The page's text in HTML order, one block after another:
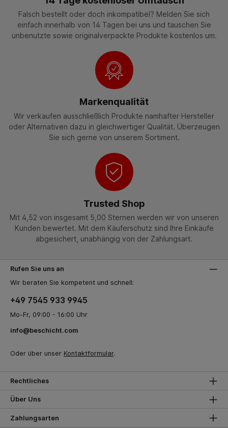
Falsch bestellt oder doch inkompatibel? Melden Sie sich
einfach innerhalb von 14 Tagen bei uns und tauschen Sie
unbenutzte sowie originalverpackte Produkte kostenlos um.
Markenqualität
Wir verkaufen ausschließlich Produkte namhafter Hersteller
oder Alternativen dazu in gleichwertiger Qualität. Überzeugen
Sie sich gerne von unserem Sortiment.
Trusted Shop
Mit 4,52 von insgesamt 5,00 Sternen werden wir von unseren
Kunden bewertet. Mit dem Käuferschutz sind Ihre Einkäufe
abgesichert, unabhängig von der Zahlungsart.
Rufen Sie uns an
Wir beraten Sie kompetent und schnell:
+49 7545 933 9945
Mo-Fr, 09:00 - 16:00 Uhr
info@beschicht.com
Oder über unser Kontaktformular.
Rechtliches
Über Uns
Zahlungsarten